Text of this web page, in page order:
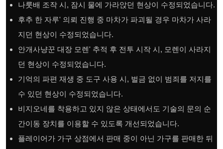
나룻배 조작 시, 잠시 물에 가라앉던 현상이 수정되었습니다.
후추 한 자루' 의뢰 진행 중 마차가 파괴될 경우 마차가 사라
지던 현상이 수정되었습니다.
안개사냥꾼 대장 모렌' 추적 후 전투 시작 시, 모렌이 사라지
던 현상이 수정되었습니다.
기억의 파편 재생 중 도구 사용 시, 벌금 없이 범죄를 저지를
수 있던 현상이 수정되었습니다.
비지오네를 착용하고 있지 않은 상태에서도 기술의 문의 순
간이동 장치를 이용할 수 있도록 개선되었습니다.
플레이어가 가구 상점에서 판매 중이 아닌 가구를 판매한 뒤